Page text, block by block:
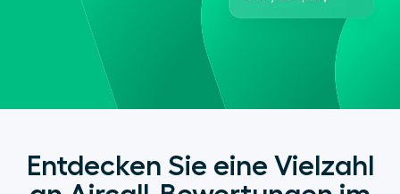
Entdecken Sie eine Vielzahl